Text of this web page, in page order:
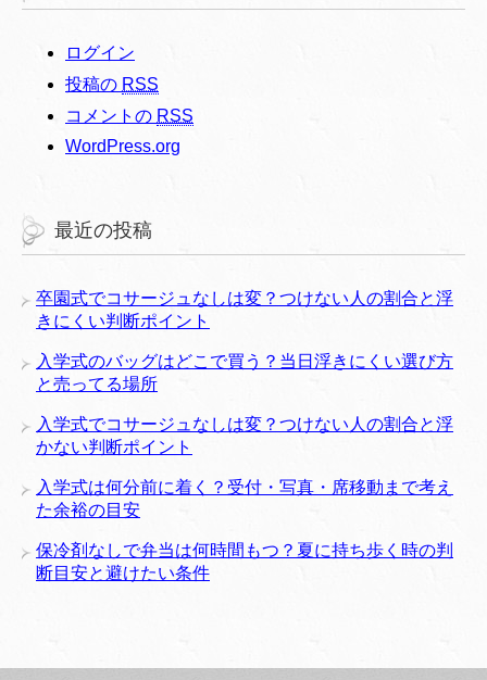
ログイン
投稿の RSS
コメントの RSS
WordPress.org
最近の投稿
卒園式でコサージュなしは変？つけない人の割合と浮
きにくい判断ポイント
入学式のバッグはどこで買う？当日浮きにくい選び方
と売ってる場所
入学式でコサージュなしは変？つけない人の割合と浮
かない判断ポイント
入学式は何分前に着く？受付・写真・席移動まで考え
た余裕の目安
保冷剤なしで弁当は何時間もつ？夏に持ち歩く時の判
断目安と避けたい条件